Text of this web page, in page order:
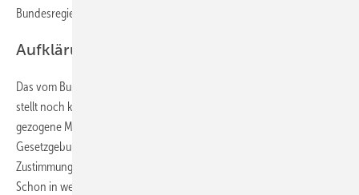
Bundesregierung haben wird.
Aufklärung tut not
Das vom Bundeskabinett beschlossene Klimaschutzprogramm 2030
stellt noch keine gesetzliche Regelung dar. Viele in Erwägung
gezogene Maßnahmen müssen zunächst in ein
Gesetzgebungsverfahren eingebracht werden. Und hierzu ist die
Zustimmung des Bundestags und teilweise auch des Bundesrats nötig.
Schon in weiteren Sitzungen im November zeigte sich, dass noch